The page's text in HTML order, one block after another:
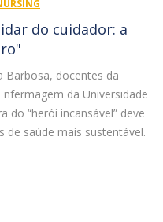
do cuidador: a
Barbosa, docentes da
da Universidade
do “herói incansável” deve
de saúde mais sustentável.